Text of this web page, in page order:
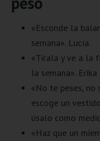
«Esconde la
semana». Lucía.
«Tírala y ve a la
la semana». Erika
«No te peses, no
escoge un
úsalo como
«Haz que un